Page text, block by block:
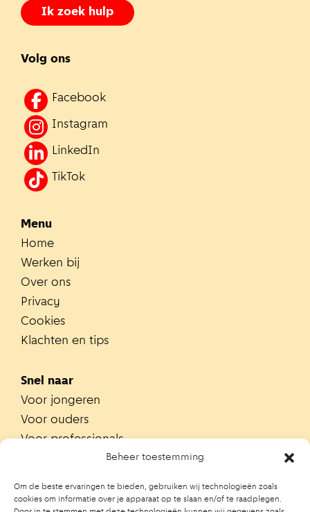
Beheer toestemming
Om de beste ervaringen te bieden, gebruiken wij technologieën zoals
cookies om informatie over je apparaat op te slaan en/of te raadplegen.
Ik zoek hulp
Volg ons
Facebook
Instagram
LinkedIn
TikTok
Menu
Home
Werken bij
Over ons
Privacy
Cookies
Klachten en tips
Snel naar
Voor jongeren
Voor ouders
Voor professionals
Zoek contactpersoon op school